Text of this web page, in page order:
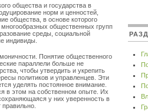
общества и государства в
норм и ценностей,
общества, в основе которого
общественных групп
среды, социальной
индивиды.
Понятие общественного
параллели больше не
чтобы утвердить и укрепить
политиков и управленцев. Эти
уделять постоянное внимание.
в этом на собственном опыте. Их
у них уверенность в